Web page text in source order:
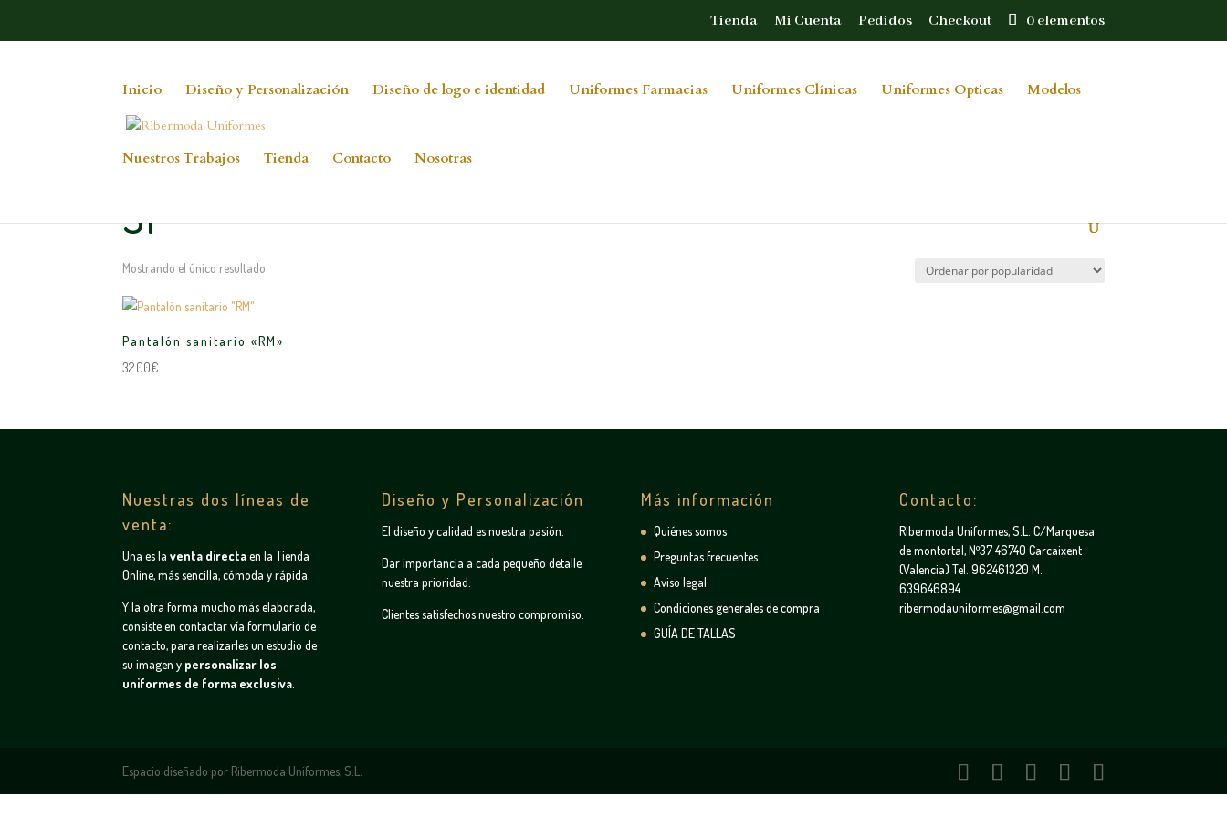
Tienda Mi Cuenta Pedidos Checkout 0 elementos
Inicio Diseño y Personalización Diseño de logo e identidad Uniformes Farmacias Uniformes Clínicas Uniformes Opticas Modelos
Nuestros Trabajos Tienda Contacto Nosotras
Inicio/ TALLA del producto / SP
SP
Mostrando el único resultado
Pantalón sanitario «RM»
32.00€
Nuestras dos líneas de
venta:
Una es laventa directaen laTienda
Online, más sencilla, cómoda y rápida.
Y la otra forma mucho más elaborada,
consiste en contactar víaformulario de
contacto, para realizarles un estudio de
su imagen y personalizar los
uniformes de forma exclusiva
Diseño y Personalización
El diseño y calidad es nuestra pasión.
Dar importancia a cada pequeño detalle
nuestra prioridad.
Clientes satisfechos nuestro compromiso.
Más información
Quiénes somos
Preguntas frecuentes
Aviso legal
Condiciones generales de compra
GUÍA DE TALLAS
Contacto:
Ribermoda Uniformes, S.L. C/Marquesa
de montortal, Nº37 46740 Carcaixent
(Valencia) Tel. 962461320 M.
639646894
ribermodauniformes@gmail.com
Espacio diseñado por Ribermoda Uniformes, S.L.